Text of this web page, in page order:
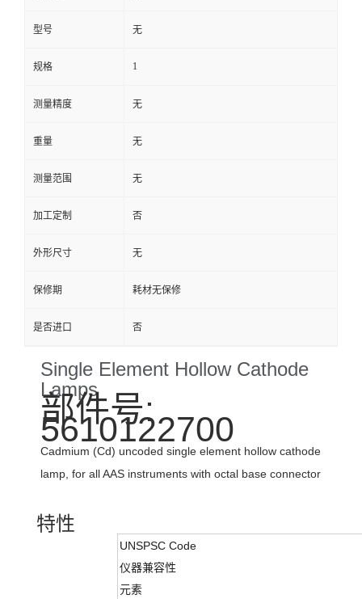
型号 无
规格 1
测量精度 无
重量 无
测量范围 无
加工定制 否
外形尺寸 无
保修期 耗材无保修
是否进口 否
Single Element Hollow Cathode
Lamps
部件号:
5610122700
Cadmium (Cd) uncoded single element hollow cathode
lamp, for all AAS instruments with octal base connector
特性
UNSPSC Code
仪器兼容性
元素